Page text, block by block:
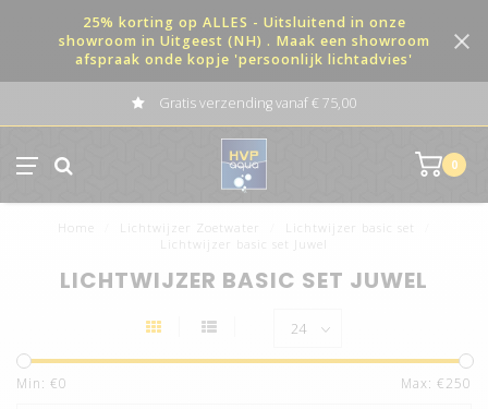
25% korting op ALLES - Uitsluitend in onze
showroom in Uitgeest (NH) . Maak een showroom
afspraak onde kopje 'persoonlijk lichtadvies'
Gratis verzending vanaf € 75,00
0
Home Lichtwijzer Zoetwater Lichtwijzer basic set
Lichtwijzer basic set Juwel
LICHTWIJZER BASIC SET JUWEL
Min: €0 Max: €250